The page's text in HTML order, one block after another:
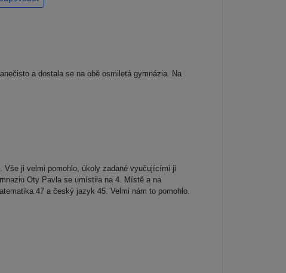
a dostala se na obě osmiletá gymnázia. Na
Vše ji velmi pomohlo, úkoly zadané vyučujícími ji
Oty Pavla se umístila na 4. Místě a na
47 a český jazyk 45. Velmi nám to pomohlo.